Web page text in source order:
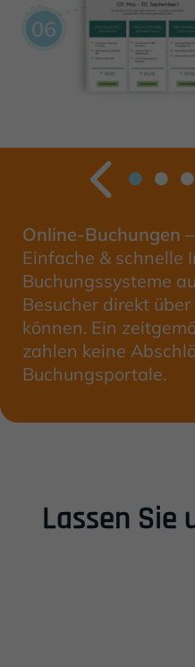
06
Online-Buchungen
Einfache & schnelle
Buchungssysteme
Besucher direkt
können. Ein
zahlen keine
Buchungsportale.
Lassen Sie